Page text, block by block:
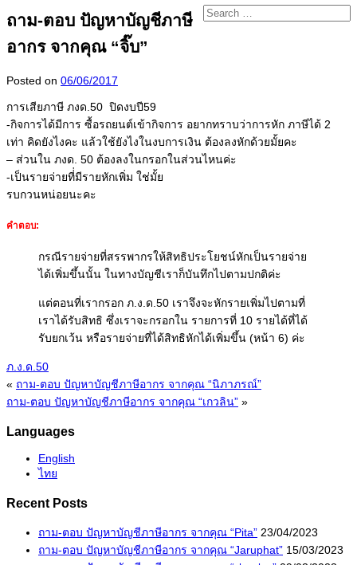
ถาม-ตอบ ปัญหาบัญชีภาษี
อากร จากคุณ “จิ๊บ”
Posted on 06/06/2017
การเสียภาษี ภงด.50 ปิดงบปี59
-กิจการได้มีการ ซื้อรถยนต์เข้ากิจการ อยากทราบว่าการหัก ภาษีได้ 2
เท่า คิดยังไงคะ แล้วใช้ยังไงในงบการเงิน ต้องลงหักด้วยมั้ยคะ
– ส่วนใน ภงด. 50 ต้องลงในกรอกในส่วนไหนค่ะ
-เป็นรายจ่ายที่่มีรายหักเพิ่ม ใช่มั้ย
รบกวนหน่อยนะคะ
คำตอบ:
กรณีรายจ่ายที่สรรพากรให้สิทธิประโยชน์หักเป็นรายจ่าย
ได้เพิ่มขึ้นนั้น ในทางบัญชีเราก็บันทึกไปตามปกติค่ะ
แต่ตอนที่เรากรอก ภ.ง.ด.50 เราจึงจะหักรายเพิ่มไปตามที่
เราได้รับสิทธิ ซึ่งเราจะกรอกใน รายการที่ 10 รายได้ที่ได้
รับยกเว้น หรือรายจ่ายที่ได้สิทธิหักได้เพิ่มขึ้น (หน้า 6) ค่ะ
ภ.ง.ด.50
« ถาม-ตอบ ปัญหาบัญชีภาษีอากร จากคุณ “นิภาภรณ์”
ถาม-ตอบ ปัญหาบัญชีภาษีอากร จากคุณ “เกวลิน” »
Languages
English
ไทย
Recent Posts
ถาม-ตอบ ปัญหาบัญชีภาษีอากร จากคุณ “Pita” 23/04/2023
ถาม-ตอบ ปัญหาบัญชีภาษีอากร จากคุณ “Jaruphat” 15/03/2023